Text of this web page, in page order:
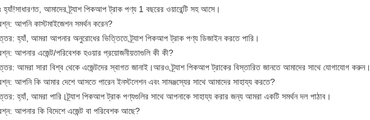
হ্যাঁ!সাধারণত, আমাদের ট্র্যাশ পিকআপ ট্রাক পণ্য 1 বছরের ওয়ারেন্টি সহ আসে।
আপনি কাস্টমাইজেশন সমর্থন করেন?
হ্যাঁ, আমরা আপনার অনুরোধের ভিত্তিতে ট্র্যাশ পিকআপ ট্রাক পণ্য ডিজাইন করতে পারি।
আপনার এজেন্ট/পরিবেশক হওয়ার প্রয়োজনীয়তাগুলি কী কী?
আমরা সারা বিশ্ব থেকে এজেন্টদের স্বাগত জানাই।আরও ট্র্যাশ পিকআপ ট্রাকের বিস্তারিত জানতে আমাদের সাথে যোগাযোগ করুন।
আপনি কি আমার দেশে আসতে পারেন ইনস্টলেশন এবং সামঞ্জস্যের সাথে আমাদের সাহায্য করতে?
হ্যাঁ, আমরা পারি।ট্র্যাশ পিকআপ ট্রাক পণ্যগুলির সাথে আপনাকে সাহায্য করার জন্য আমরা একটি সমর্থন দল পাঠাব।
আপনার কি বিদেশে এজেন্ট বা পরিবেশক আছে?